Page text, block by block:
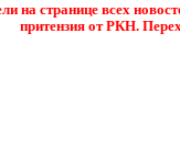
на странице всех
притензия от РКН.